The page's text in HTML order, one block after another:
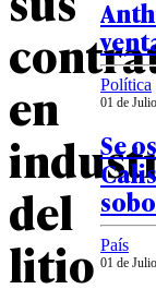
en
del
litio
Política
01 de
Se
País
01 de